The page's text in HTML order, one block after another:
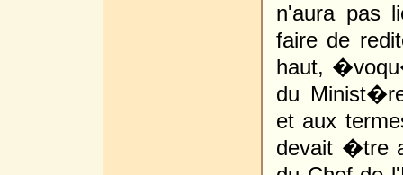
n'aura pas
faire de
haut,
du
et aux
devait �tre